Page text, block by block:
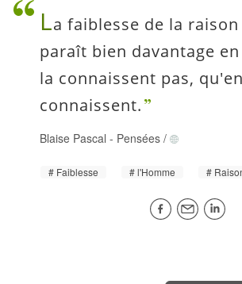
La faiblesse de la
paraît bien davantage
la connaissent pas,
connaissent.
Blaise Pascal - Pensées /
Faiblesse l'Homme